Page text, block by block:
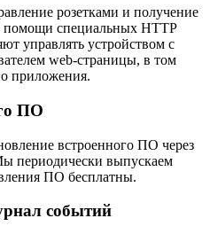
розетками и получение
помощи специальных HTTP
управлять устройством с
web-страницы, в том
приложения.
ПО
встроенного ПО через
периодически выпускаем
ПО бесплатны.
событий